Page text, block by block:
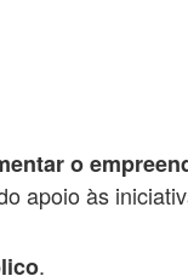
o
apoio às
.